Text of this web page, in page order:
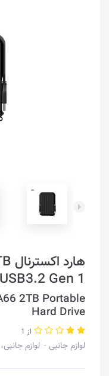
Gen 1
2TB Portable
Hard Drive
از 1
لوازم جانبی لوازم